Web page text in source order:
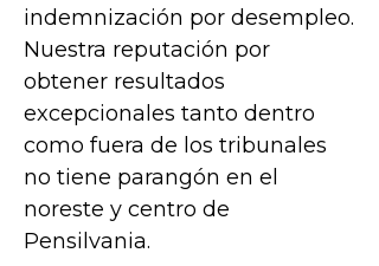
indemnización por desempleo.
Nuestra reputación por
obtener resultados
excepcionales tanto dentro
como fuera de los tribunales
no tiene parangón en el
noreste y centro de
Pensilvania.